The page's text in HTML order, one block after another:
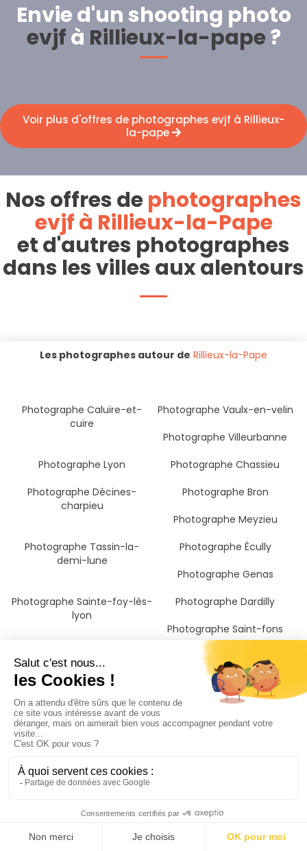
Envie d'un shooting photo
evjfà Rillieux-la-pape?
Voir plus d'offres de photographes evjf à Rillieux-
la-pape
Nos offres dephotographes
evjf à Rillieux-la-Pape
et d'autres photographes
dans les villes aux alentours
Les photographes autour de Rillieux-la-Pape
Photographe Caluire-et-
cuire
Photographe Vaulx-en-velin
Photographe Villeurbanne
Photographe Lyon
Photographe Chassieu
Photographe Décines-
charpieu
Photographe Bron
Photographe Meyzieu
Photographe Tassin-la-
demi-lune
Photographe Écully
Photographe Genas
Photographe Sainte-foy-lès-
lyon
Photographe Dardilly
Photographe Saint-fons
Photographe Oullins
Photographe Francheville
Photographe Saint-priest
Photographe Pierre-bénite
Photographe Vénissieux
Photographe Saint-genis-
Photographe Brignais